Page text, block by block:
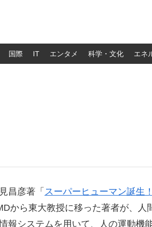
国際 IT エンタメ 科学・文化 エネ
昌彦著「 スーパーヒューマン誕生！
から東大教授に移った著者が、人
報システムを用いて、人の運動機